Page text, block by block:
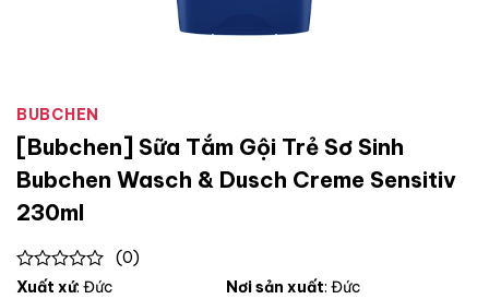
BUBCHEN
[Bubchen] Sữa Tắm Gội Trẻ Sơ Sinh
Bubchen Wasch & Dusch Creme Sensitiv
230ml
0
(0)
Xuất xứ: Đức Nơi sản xuất: Đức